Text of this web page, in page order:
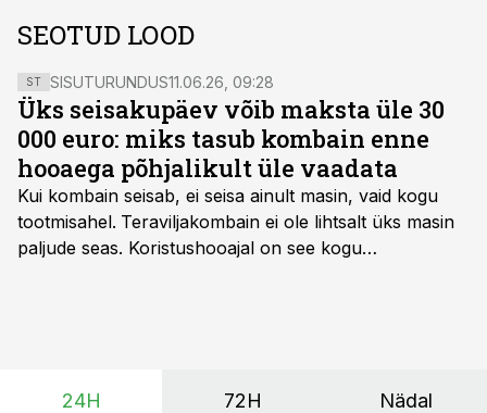
SEOTUD LOOD
ST SISUTURUNDUS11.06.26, 09:28
Üks seisakupäev võib maksta üle 30
000 euro: miks tasub kombain enne
hooaega põhjalikult üle vaadata
Kui kombain seisab, ei seisa ainult masin, vaid kogu
tootmisahel. Teraviljakombain ei ole lihtsalt üks masin
paljude seas. Koristushooajal on see kogu
24H 72H Nädal